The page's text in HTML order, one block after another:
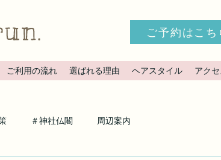
ご予約はこち
ご利用の流れ 選ばれる理由 ヘアスタイル アクセ
＃神社仏閣 周辺案内